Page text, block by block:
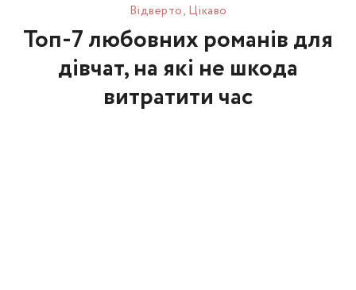
Відвертo, Цікаво
Топ-7 любовних романів для
дівчат, на які не шкода
витратити час